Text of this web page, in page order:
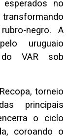
no
transformando
negro. A
uruguaio
VAR sob
torneio
principais
o ciclo
coroando o